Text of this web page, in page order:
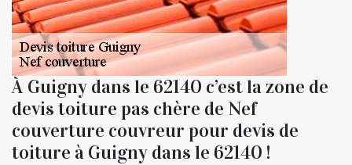
À Guigny dans le 62140 c’est la zone de
devis toiture pas chère de Nef
couverture couvreur pour devis de
toiture à Guigny dans le 62140 !